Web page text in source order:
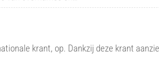
krant, op. Dankzij deze krant